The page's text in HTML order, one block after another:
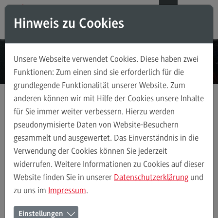
Direkt zum Inhalt
Direkt zum Hauptmenu
Direkt zum Footer
Modul-O-Mat
Masterstudiengänge
Accounting, Controlling, Taxation
Accounting, Controlling, Taxation
Modulangebot
Berufsperspektiven
Kontakt
Advanced Practice in Healthcare
Advanced Practice in Healthcare
Rahmenbedingungen
Masterstudiengänge
Data Science and Artificial Intelligence
Modulangebot
Vertiefung in Künstlicher Intelligenz
(External link)
Vertiefung in Künstlicher
Hinweis zu Cookies
Unsere Webseite verwendet Cookies. Diese haben zwei
Funktionen: Zum einen sind sie erforderlich für die
grundlegende Funktionalität unserer Website. Zum
anderen können wir mit Hilfe der Cookies unsere Inhalte
für Sie immer weiter verbessern. Hierzu werden
pseudonymisierte Daten von Website-Besuchern
gesammelt und ausgewertet. Das Einverständnis in die
Verwendung der Cookies können Sie jederzeit
widerrufen. Weitere Informationen zu Cookies auf dieser
Website finden Sie in unserer Datenschutzerklärung und
zu uns im Impressum.
Einstellungen